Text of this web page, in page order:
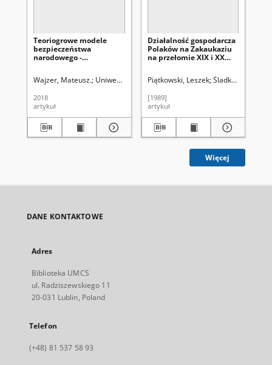
Teoriogrowe modele
bezpieczeństwa
narodowego -
= Game theory models of
issues and examples
Wajzer, Mateusz. Uniwersytet Marii Curie-Skłodowskiej (Lublin)
2018
artykuł
Działalność gospodarcza
Polaków na Zakaukaziu
na przełomie XIX i XX
Piątkowski, Leszek Śladkowski,
[1989]
artykuł
Więcej
DANE KONTAKTOWE
Adres
Biblioteka UMCS
ul. Radziszewskiego 11
20-031 Lublin, Poland
Telefon
(+48) 81 537 58 93